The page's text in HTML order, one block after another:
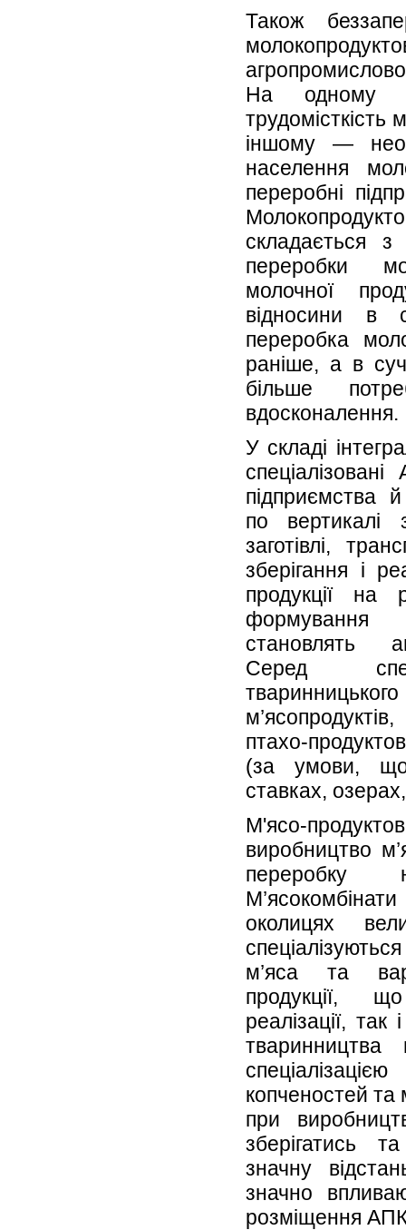
Також
На одному
трудомісткість
іншому —
населення
переробні
складається з
переробки
молочної
відносини в
переробка
раніше, а в
більше
вдосконалення.
У складі
підприємства й
по вертикалі
заготівлі,
зберігання і
продукції на
формування
становлять
Серед
птахо-
(за умови,
ставках,
М'ясо-
виробництво
переробку
околицях
м’яса та
продукції,
реалізації,
копченостей та
при
зберігатись
значну
значно
розміщення